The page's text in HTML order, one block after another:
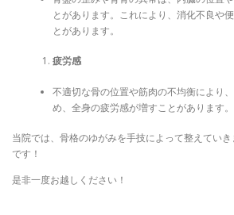
とがあります。これにより、消化不良や
とがあります。
疲労感
不適切な骨の位置や筋肉の不均衡により
め、全身の疲労感が増すことがあります。
当院では、骨格のゆがみを手技によって整えてい
です！
是非一度お越しください！